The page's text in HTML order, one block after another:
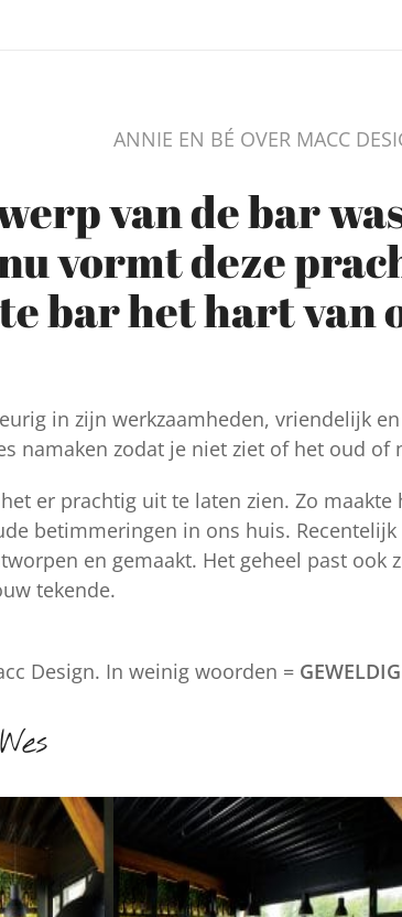
ANNIE EN BÉ OVER MACC
van de bar
vormt deze
bar het hart van
in zijn werkzaamheden, vriendelijk
namaken zodat je niet ziet of het oud of
er prachtig uit te laten zien. Zo
betimmeringen in ons huis.
en gemaakt. Het geheel past ook
tekende.
Design. In weinig woorden = GEWELDIG